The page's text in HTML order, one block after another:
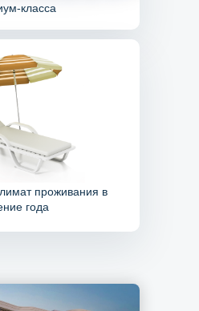
класса
проживания в
года